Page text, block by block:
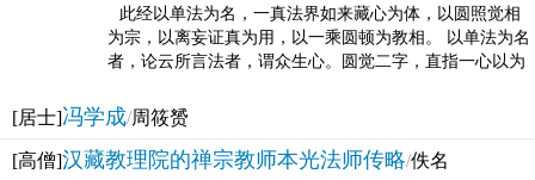
此经以单法为名，一真法界如来藏心为体，以圆照觉相
为宗，以离妄证真为用，以一乘圆顿为教相。 以单法为名
者，论云所言法者，谓众生心。圆觉二字，直指一心以为
[居士]冯学成/周筱赟
[高僧]汉藏教理院的禅宗教师本光法师传略/佚名